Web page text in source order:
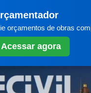
orçamentos de obras
Acessar agora